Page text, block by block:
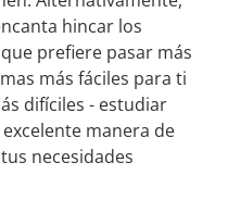
hincar los
prefiere pasar más
más fáciles para ti
difíciles - estudiar
manera de
necesidades